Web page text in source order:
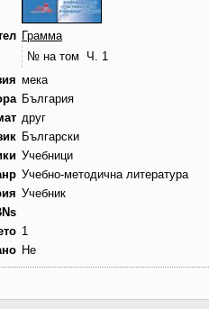
Грамма
№ на том
Ч. 1
мека
България
друг
Български
Учебници
Учебно-методична литература
Учебник
1
Не